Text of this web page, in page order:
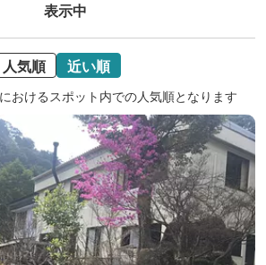
表示中
人気順 近い順
おけるスポット内での人気順となります